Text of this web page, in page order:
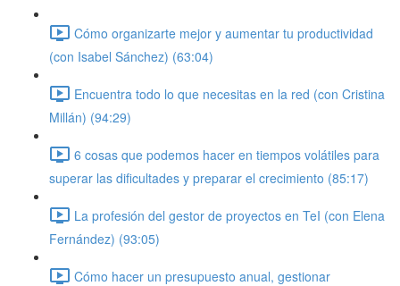
Cómo organizarte mejor y aumentar tu productividad
(con Isabel Sánchez) (63:04)
Encuentra todo lo que necesitas en la red (con Cristina
Millán) (94:29)
6 cosas que podemos hacer en tiempos volátiles para
superar las dificultades y preparar el crecimiento (85:17)
La profesión del gestor de proyectos en TeI (con Elena
Fernández) (93:05)
Cómo hacer un presupuesto anual, gestionar